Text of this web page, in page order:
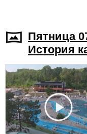
Пятница
История